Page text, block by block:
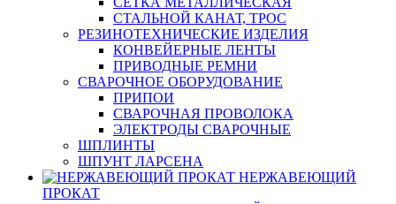
СТАЛЬНОЙ КАНАТ, ТРОС
РЕЗИНОТЕХНИЧЕСКИЕ ИЗДЕЛИЯ
КОНВЕЙЕРНЫЕ ЛЕНТЫ
ПРИВОДНЫЕ РЕМНИ
СВАРОЧНОЕ ОБОРУДОВАНИЕ
ПРИПОИ
СВАРОЧНАЯ ПРОВОЛОКА
ЭЛЕКТРОДЫ СВАРОЧНЫЕ
ШПЛИНТЫ
ШПУНТ ЛАРСЕНА
НЕРЖАВЕЮЩИЙ
ПРОКАТ